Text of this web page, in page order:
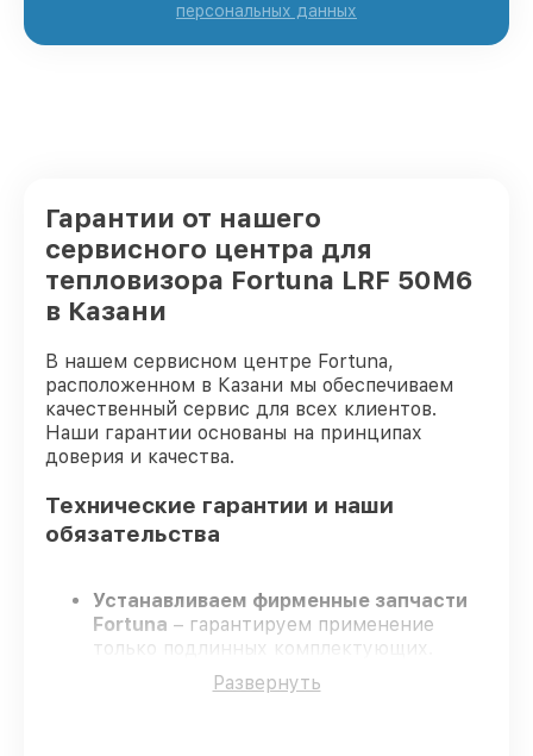
персональных данных
Гарантии от нашего
сервисного центра для
тепловизора Fortuna LRF 50M6
в Казани
В нашем сервисном центре Fortuna,
расположенном в Казани мы обеспечиваем
качественный сервис для всех клиентов.
Наши гарантии основаны на принципах
доверия и качества.
Технические гарантии и наши
обязательства
Устанавливаем фирменные запчасти
Fortuna – гарантируем применение
только подлинных комплектующих.
Опытные специалисты
строгий отбор, что подтверждает
Развернуть